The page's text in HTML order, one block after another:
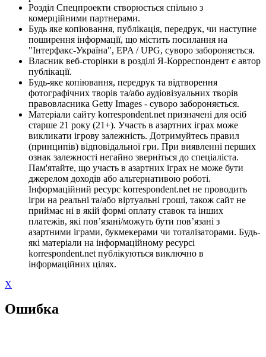
Розділ Спецпроекти створюється спільно з
комерційними партнерами.
Будь яке копіювання, публікація, передрук, чи наступне
поширення інформації, що містить посилання на
"Інтерфакс-Україна", EPA / UPG, суворо забороняється.
Власник веб-сторінки в розділі Я-Корреспондент є автор
публікації.
Будь-яке копіювання, передрук та відтворення
фотографічних творів та/або аудіовізуальних творів
правовласника Getty Images - суворо забороняється.
Матеріали сайту korrespondent.net призначені для осіб
старше 21 року (21+). Участь в азартних іграх може
викликати ігрову залежність. Дотримуйтесь правил
(принципів) відповідальної гри. При виявленні перших
ознак залежності негайно зверніться до спеціаліста.
Пам'ятайте, що участь в азартних іграх не може бути
джерелом доходів або альтернативою роботі.
Інформаційний ресурс korrespondent.net не проводить
ігри на реальні та/або віртуальні гроші, також сайт не
приймає ні в якій формі оплату ставок та інших
платежів, які пов’язані/можуть бути пов’язані з
азартними іграми, букмекерами чи тоталізаторами. Будь-
які матеріали на інформаційному ресурсі
korrespondent.net публікуються виключно в
інформаційних цілях.
X
Ошибка